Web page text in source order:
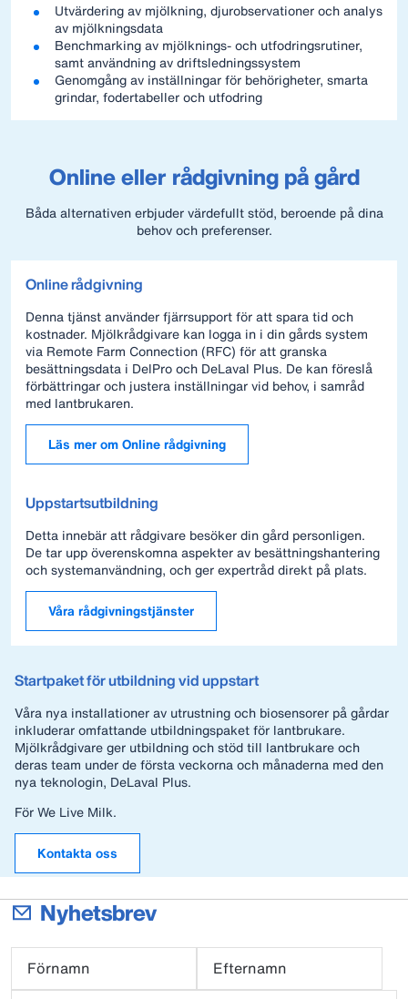
Utvärdering av mjölkning, djurobservationer och analys
av mjölkningsdata
Benchmarking av mjölknings- och utfodringsrutiner,
samt användning av driftsledningssystem
Genomgång av inställningar för behörigheter, smarta
grindar, fodertabeller och utfodring
Online eller rådgivning på gård
Båda alternativen erbjuder värdefullt stöd, beroende på dina
behov och preferenser.
Online rådgivning
Denna tjänst använder fjärrsupport för att spara tid och
kostnader. Mjölkrådgivare kan logga in i din gårds system
via Remote Farm Connection (RFC) för att granska
besättningsdata i DelPro och DeLaval Plus. De kan föreslå
förbättringar och justera inställningar vid behov, i samråd
med lantbrukaren.
Läs mer om Online rådgivning
Uppstartsutbildning
Detta innebär att rådgivare besöker din gård personligen.
De tar upp överenskomna aspekter av besättningshantering
och systemanvändning, och ger expertråd direkt på plats.
Våra rådgivningstjänster
Startpaket för utbildning vid uppstart
Våra nya installationer av utrustning och biosensorer på gårdar
inkluderar omfattande utbildningspaket för lantbrukare.
Mjölkrådgivare ger utbildning och stöd till lantbrukare och
deras team under de första veckorna och månaderna med den
nya teknologin, DeLaval Plus.
För We Live Milk.
Kontakta oss
Nyhetsbrev
Förnamn
Efternamn